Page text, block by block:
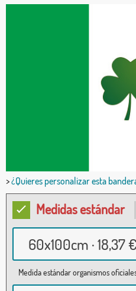
>¿Quieres personalizar esta
Medidas estándar
60x100cm · 18,37 €
Medida estándar organismos